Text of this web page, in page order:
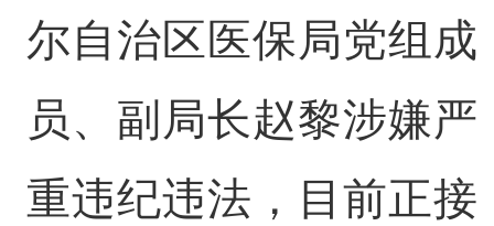
尔自治区医保局党组成
员、副局长赵黎涉嫌严
重违纪违法，目前正接